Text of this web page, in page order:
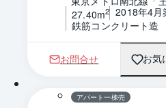
27.40m2 2018年4月
鉄筋コンクリート造
お問合せ お気
1
アパート一棟売